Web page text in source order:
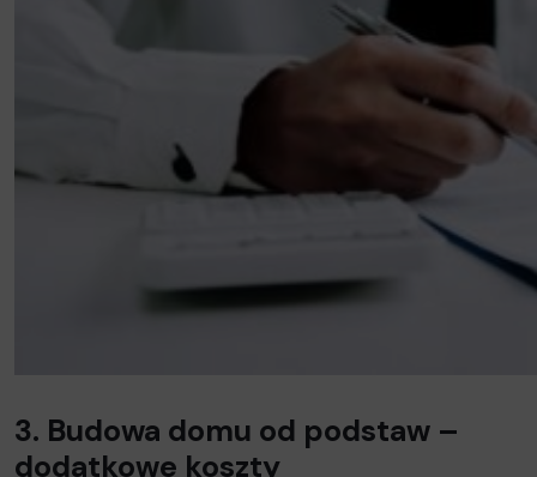
3. Budowa domu od podstaw –
dodatkowe koszty